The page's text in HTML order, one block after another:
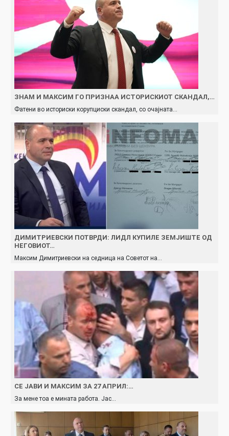
ЗНАМ И МАКСИМ ГО ПРИЗНАА ИСТОРИСКИОТ СКАНДАЛ,…
Фатени во историски корупциски скандал, со очајната…
ДИМИТРИЕВСКИ ПОТВРДИ: ЛИДЛ КУПИЛЕ ЗЕМЈИШТЕ ОД
НЕГОВИОТ…
Максим Димитриевски на седница на Советот на…
СЕ ЈАВИ И МАКСИМ ЗА 27 АПРИЛ:…
За мене тоа е мината работа. Јас…